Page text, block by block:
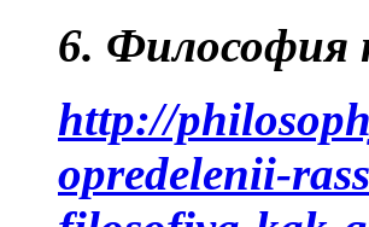
6. Философия
http://
opredelenii-